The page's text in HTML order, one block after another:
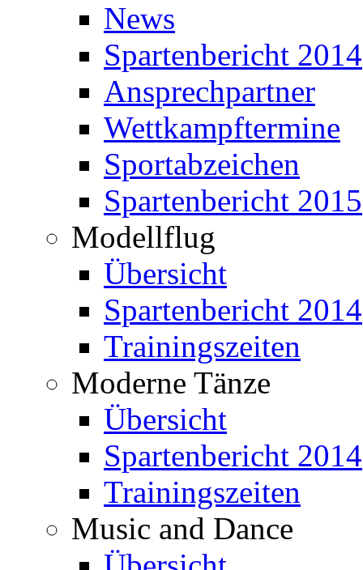
News
Spartenbericht 2014
Ansprechpartner
Wettkampftermine
Sportabzeichen
Spartenbericht 2015
Modellflug
Übersicht
Spartenbericht 2014
Trainingszeiten
Moderne Tänze
Übersicht
Spartenbericht 2014
Trainingszeiten
Music and Dance